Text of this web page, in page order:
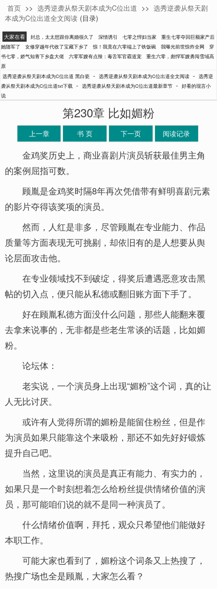
黑白瓷
首页 >> 选秀逆袭从祭天剧本成为C位出道 >> 选秀逆袭从祭天剧
本成为C位出道全文阅读 (目录)
大家在看 封总，太太想跟你离婚很久了 深情诱引 七零之悍妇当家
重生七零夺回巨额家产后
她随军了
女修穿越年代收了宝藏下乡了 惊！我竟在六零端上了铁饭碗 我曝光前世惊炸全网
穿
书七零，娇气知青下乡盘大佬
六零军嫂有点辣：毒舌军官霸道宠
重生六零，彪悍军嫂勇闯雪域高
原
选秀逆袭从祭天剧本成为C位出道 黑白瓷 - 选秀逆袭从祭天剧本成为C位出道全文阅读 - 选秀逆
袭从祭天剧本成为C位出道txt下载 - 选秀逆袭从祭天剧本成为C位出道最新章节 - 好看的现言小
说
第230章 比如媚粉
上一章 书 页 下一页 阅读记录
金鸡奖历史上，商业喜剧片演员斩获最佳男主角
的案例屈指可数。
顾胤是金鸡奖时隔8年再次凭借带有鲜明喜剧元素
的影片夺得该奖项的演员。
然而，人红是非多，尽管顾胤在专业能力、作品
质量等方面表现无可挑剔，却依旧有的是人想要从舆
论层面攻击他。
在专业领域找不到破绽，得奖后遭遇恶意攻击黑
帖的切入点，便只能从私德或翻旧账方面下手了。
好在顾胤私德方面没什么问题，那些人能翻来覆
去拿来说事的，无非都是些老生常谈的话题，比如媚
粉。
论坛体：
老实说，一个演员身上出现“媚粉”这个词，真的让
人无比讨厌。
或许有人觉得所谓的媚粉是能留住粉丝，但是作
为演员如果只能靠这个来吸粉，那还不如先好好锻炼
提升自己吧。
当然，这里说的演员是真正有能力、有实力的，
如果只是一个时刻想着怎么给粉丝提供情绪价值的演
员，那可能咱们说的就不是同一种演员了。
什么情绪价值啊，拜托，观众只希望他们能做好
本职工作。
可能大家也看到了，媚粉这个词条又上热搜了，
热搜广场也全是顾胤，大家怎么看？